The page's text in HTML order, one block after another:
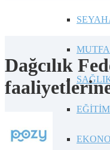
EĞİTİM
Dağcılık